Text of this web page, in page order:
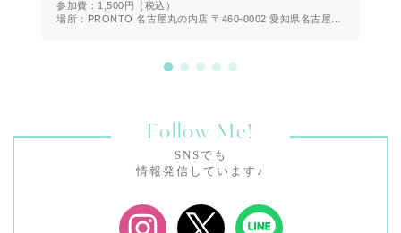
参加費：1,500円 （税込）
場所：PRONTO 名古屋丸の内店 〒460-0002 愛知県名古屋市
Follow Me!
SNSでも
情報発信しています♪